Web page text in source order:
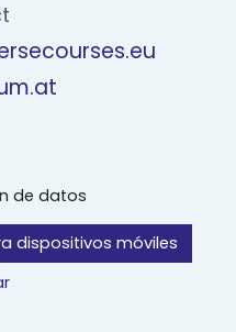
de datos
dispositivos móviles